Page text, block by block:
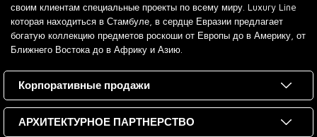
своим клиентам специальные проекты по всему миру. Luxury Line
которая находиться в Стамбуле, в сердце Евразии предлагает
богатую коллекцию предметов роскоши от Европы до в Америку, от
Ближнего Востока до в Африку и Азию.
Корпоративные продажи
АРХИТЕКТУРНОЕ ПАРТНЕРСТВО